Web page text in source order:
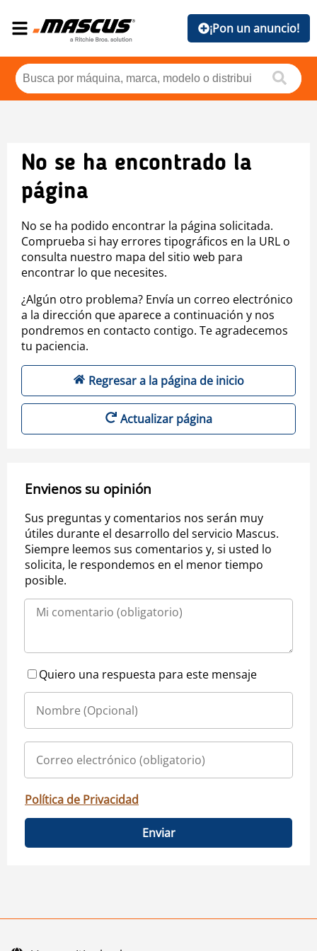
¡Pon un anuncio!
No se ha encontrado la
página
No se ha podido encontrar la página solicitada.
Comprueba si hay errores tipográficos en la URL o
consulta nuestro mapa del sitio web para
encontrar lo que necesites.
¿Algún otro problema? Envía un correo electrónico
a la dirección que aparece a continuación y nos
pondremos en contacto contigo. Te agradecemos
tu paciencia.
Regresar a la página de inicio
Actualizar página
Envienos su opinión
Sus preguntas y comentarios nos serán muy
útiles durante el desarrollo del servicio Mascus.
Siempre leemos sus comentarios y, si usted lo
solicita, le respondemos en el menor tiempo
posible.
Quiero una respuesta para este mensaje
Política de Privacidad
Enviar